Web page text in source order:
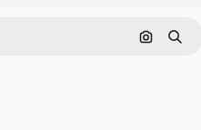
Cerca